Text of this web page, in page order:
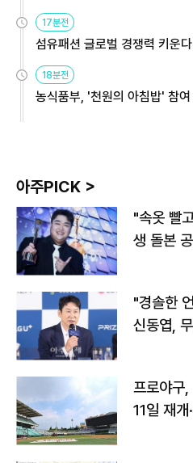
용해야
17분전
섬유패션 글로벌 경쟁력 키운
원
18분전
농식품부, '천원의 아침밥' 참
아주PICK >
"속옷 빨
생 돌본
"경솔한
신동엽,
프로야구
11일 재